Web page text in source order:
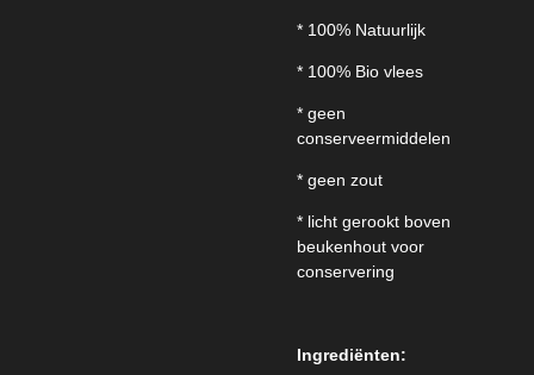
* 100% Natuurlijk
* 100% Bio vlees
* geen
conserveermiddelen
* geen zout
* licht gerookt boven
beukenhout voor
conservering
Ingrediënten: